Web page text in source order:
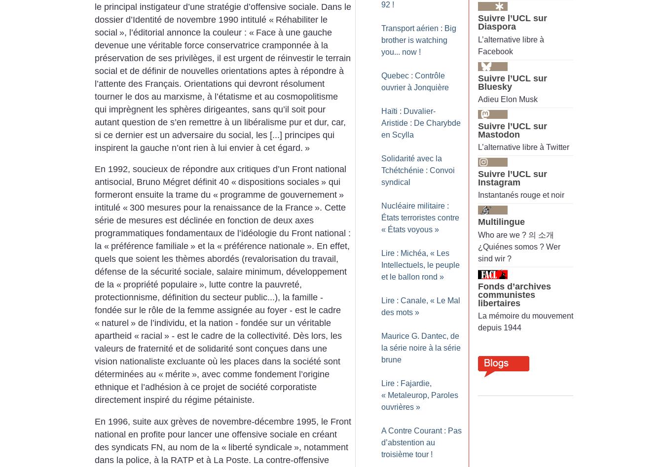
le principal instigateur d’une stratégie d’offensive sociale. Dans le
dossier d’Identité de novembre 1990 intitulé « Réhabiliter le
social », l’éditorial annonce la couleur : « Face à une gauche
devenue une véritable force conservatrice cramponnée à la
préservation de ses privilèges, il est urgent de réinvestir le terrain
social et de définir de nouvelles orientations aptes à répondre à
l’attente des Français. Orientations qui devront résolument
tourner le dos au marxisme, à l’étatisme et au cosmopolitisme
qui imprègnent les sphères dirigeantes, sans qu’il soit pour
autant question de s’en remettre à un libéralisme pur et dur, car,
si ce dernier est un adversaire du social, les [...] principes qui
inspirent la gauche n’ont rien à lui envier à cet égard. »
En 1992, soucieux de répondre aux critiques d’un Front national
antisocial, Bruno Mégret définit 40 « dispositions sociales » qui
formeront ensuite la trame du « programme de gouvernement »
intitulé « 300 mesures pour la renaissance de la France ». Cette
série de mesures est déclinée en fonction de deux axes
programmatiques fondamentaux de l’idéologie du Front national :
la « préférence familiale » et la « préférence nationale ». En effet,
quels que soient les thèmes abordés (revalorisation du travail,
défense de la sécurité sociale, salaire minimum, développement
de la « propriété populaire », lutte contre la pauvreté,
protectionnisme, définition du secteur public...), la famille -
fondée sur le rôle de la femme assignée au foyer - est le cadre
« naturel » de l’individu, et la nation - fondée sur un véritable
apartheid « racial » - est le cadre de la collectivité. Dès lors, les
valeurs de fraternité et de solidarité sont conçues dans une
vision nationaliste excluante où les places dans la société sont
déterminées au « mérite », avec comme fondement l’origine
ethnique et l’adhésion à ce projet de société corporatiste
directement inspiré du régime pétainiste.
En 1996, suite aux grèves de novembre-décembre 1995, le Front
national en profite pour lancer une offensive sociale en créant
des syndicats FN, au nom de la « liberté syndicale », notamment
dans la police, à la RATP et à La Poste. La contre-offensive
92 !
Transport aérien : Big
brother is watching
you... now !
Quebec : Contrôle
ouvrier à Jonquière
Haïti : Duvalier-
Aristide : De Charybde
en Scylla
Solidarité avec la
Tchétchénie : Convoi
syndical
Nucléaire militaire :
États terroristes contre
« États voyous »
Lire : Michéa, « Les
Intellectuels, le peuple
et le ballon rond »
Lire : Canale, « Le Mal
des mots »
Maurice G. Dantec, de
la série noire à la série
brune
Lire : Fajardie,
« Metaleurop, Paroles
ouvrières »
A Contre Courant : Pas
d’abstention au
troisième tour !
Suivre l’UCL sur
Diaspora
L’alternative libre à
Facebook
Suivre l’UCL sur
Bluesky
Adieu Elon Musk
Suivre l’UCL sur
Mastodon
L’alternative libre à Twitter
Suivre l’UCL sur
Instagram
Instantanés rouge et noir
Multilingue
Who are we ? 의 소개
¿Quiénes somos ? Wer
sind wir ?
Fonds d’archives
communistes
libertaires
La mémoire du mouvement
depuis 1944